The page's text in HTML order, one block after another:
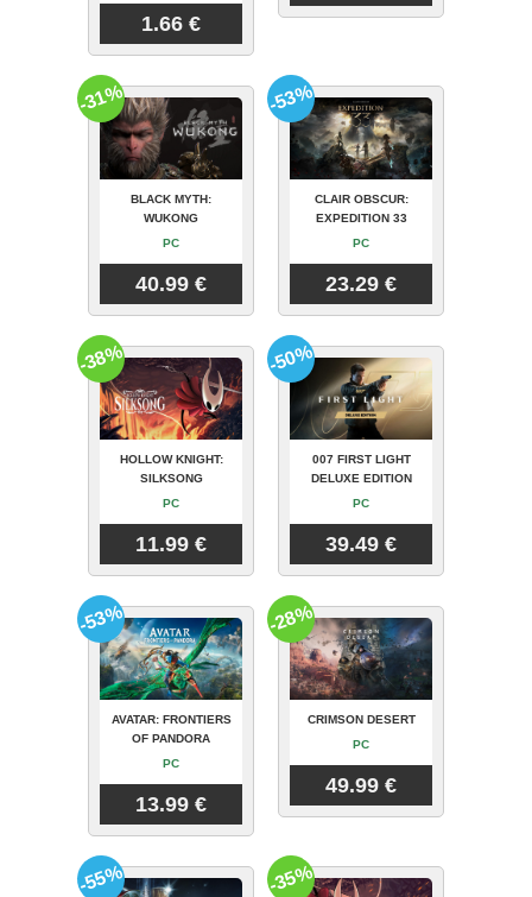
1.66 €
BLACK MYTH:
WUKONG
PC
40.99 €
-31%
CLAIR OBSCUR:
EXPEDITION 33
PC
23.29 €
-53%
HOLLOW KNIGHT:
SILKSONG
PC
11.99 €
-38%
007 FIRST LIGHT
DELUXE EDITION
PC
39.49 €
-50%
AVATAR: FRONTIERS
OF PANDORA
PC
13.99 €
-53%
CRIMSON DESERT
PC
49.99 €
-28%
-55% -35%